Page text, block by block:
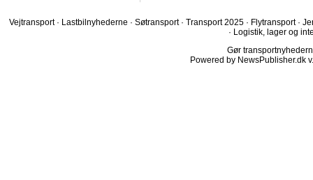
Vejtransport · Lastbilnyhederne · Søtransport · Transport 2025 · Flytransport ·
· Logistik, lager og
Gør
Powered by NewsPublisher.dk